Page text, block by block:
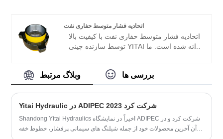
بازارهای اروپا و آمریکا را پوشش می دهند. ما
مشتاقانه منتظریم تا شریک بلند مدت شما در
چین شویم.
اتحادیه فشار متوسط ​​حفاری نفت
اتحادیه فشار متوسط ​​حفاری نفت با کیفیت بالا
توسط سازنده چینی YITAI ارائه شده است. ما
اروپا و آمریکا را پوشش می دهند. ما مشتاقانه
منتظریم تا شریک بلند مدت شما در چین
وبلاگ مرتبط بررسی ها
Yitai Hydraulic در ADIPEC 2023 شرکت کرد
Shandong Yitai Hydraulics اخیراً در نمایشگاه ADIPEC شرکت کرد و در
آن آخرین محصولات خود از جمله شیلنگ های سیمانی پرفشار، خطوط خفه